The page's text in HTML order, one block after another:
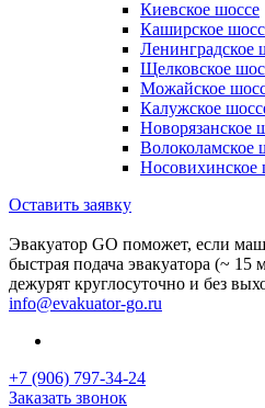
Киевское шоссе
Каширское
Ленинградское
Щелковское
Можайское
Калужское
Новорязанское
Волоколамское
Носовихинское
Оставить заявку
Эвакуатор GO поможет, если
быстрая подача эвакуатора (~ 15
дежурят круглосуточно и без
info@evakuator-go.ru
+7 (906) 797-34-24
Заказать звонок